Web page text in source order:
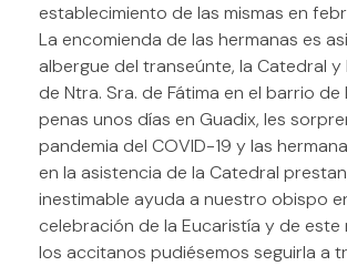
establecimiento de las mismas en
La encomienda de las hermanas es
albergue del transeúnte, la Catedral
de Ntra. Sra. de Fátima en el barrio de
penas unos días en Guadix, les
pandemia del COVID-19 y las
en la asistencia de la Catedral
inestimable ayuda a nuestro obispo
celebración de la Eucaristía y de
los accitanos pudiésemos seguirla a